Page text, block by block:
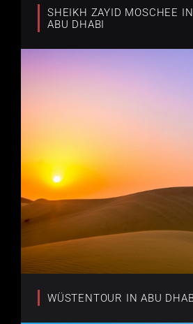
SHEIKH ZAYID MOSCHEE IN
ABU DHABI
WÜSTENTOUR IN ABU